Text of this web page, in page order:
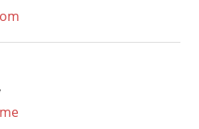
,